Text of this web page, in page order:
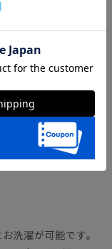
なポリエステルよ
なハリ感のある風
冷たく感じる“接
宝◎ グッと伸び
えた、機能も盛り
洗濯が可能です。